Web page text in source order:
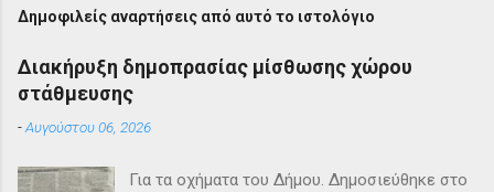
Δημοφιλείς αναρτήσεις από αυτό το ιστολόγιο
Διακήρυξη δημοπρασίας μίσθωσης χώρου
στάθμευσης
-Αυγούστου 06, 2026
Για τα οχήματα του Δήμου. Δημοσιεύθηκε στο